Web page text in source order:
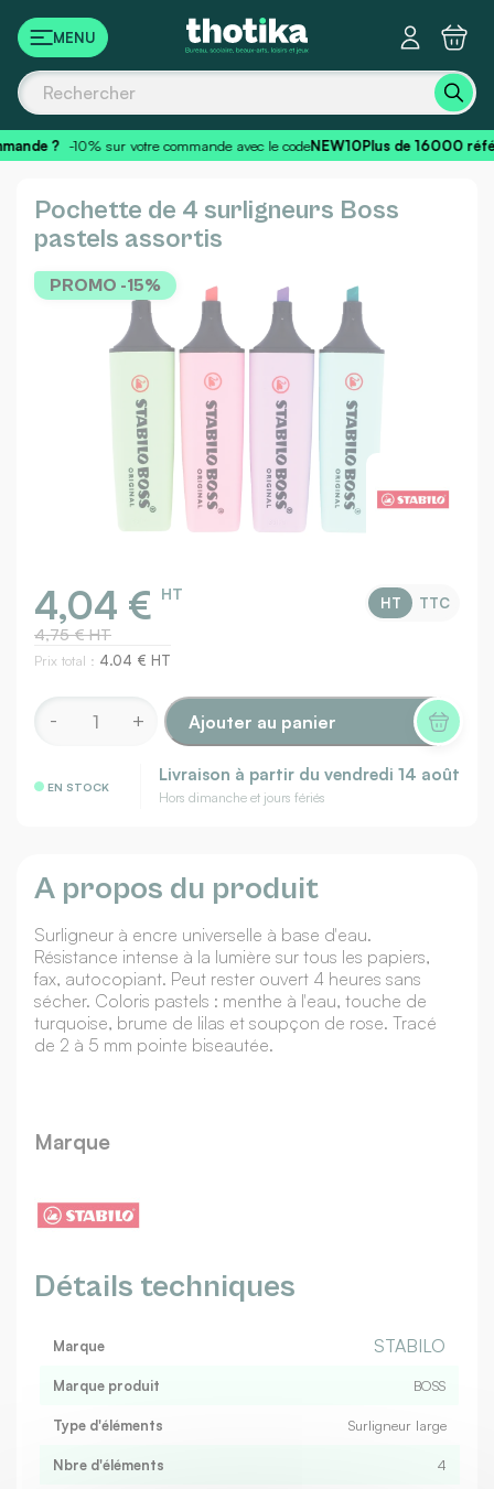
?-10% sur votre commande avec le codeNEW10Plus de 16000
PROMO -15%
Pochette de 4 surligneurs Boss
pastels assortis
HT TTC
4,04 € HT
4,75 € HT
Prix total : 4.04 € HT
Ajouter au panier
EN STOCK
Livraison à partir du vendredi 14 août
Hors dimanche et jours fériés
A propos du produit
Surligneur à encre universelle à base d'eau.
Résistance intense à la lumière sur tous les papiers,
fax, autocopiant. Peut rester ouvert 4 heures sans
sécher. Coloris pastels : menthe à l'eau, touche de
turquoise, brume de lilas et soupçon de rose. Tracé
de 2 à 5 mm pointe biseautée.
Marque
Détails techniques
Marque STABILO
Marque produit BOSS
Type d'éléments Surligneur large
Nbre d'éléments 4